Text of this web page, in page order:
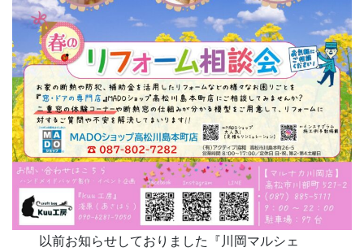
以前お知らせしておりました『川岡マルシェ